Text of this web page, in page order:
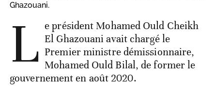
Ghazouani.
L e président Mohamed Ould Cheikh
El Ghazouani avait chargé le
Premier ministre démissionnaire,
Mohamed Ould Bilal, de former le
gouvernement en août 2020.